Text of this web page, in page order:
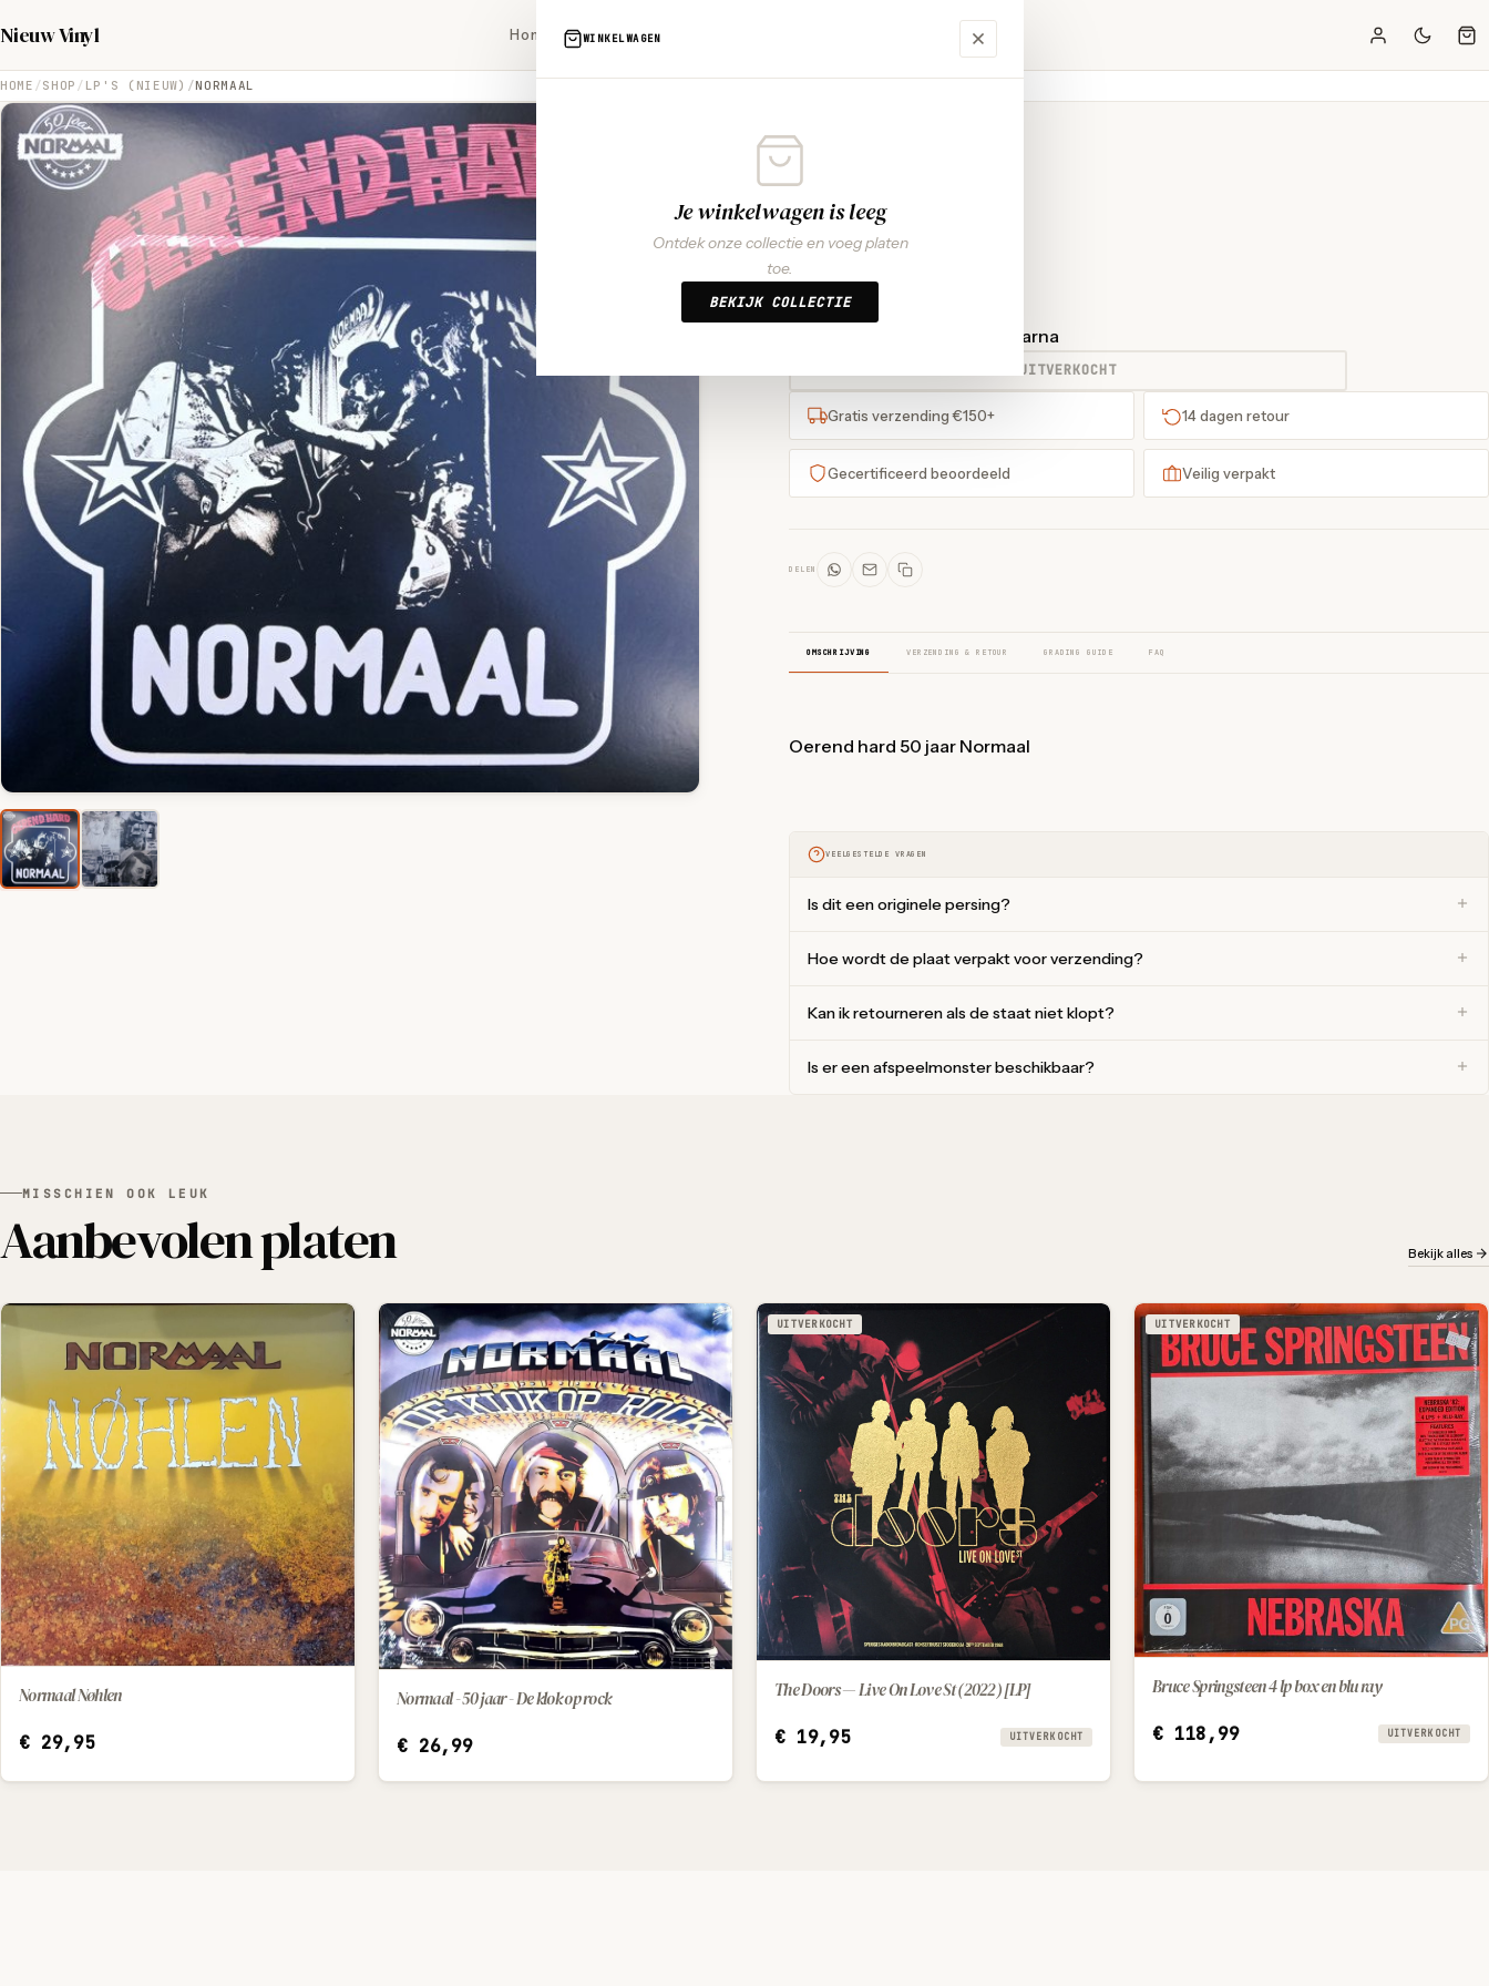
Nieuw Vinyl Home Singles nieuw LP’s gebruikt
WINKELWAGEN
Je winkelwagen is leeg
Ontdek onze collectie en voeg platen
toe.
BEKIJK COLLECTIE
HOME SHOP LP'S (NIEUW) NORMAAL
10
Normaal
€29,99
Betaal achteraf met Klarna
UITVERKOCHT
Gratis verzending €150+ 14 dagen retour
Gecertificeerd beoordeeld Veilig verpakt
DELEN
OMSCHRIJVING VERZENDING & RETOUR GRADING GUIDE FAQ
Oerend hard 50 jaar Normaal
VEELGESTELDE VRAGEN
Is dit een originele persing?
Hoe wordt de plaat verpakt voor verzending?
Kan ik retourneren als de staat niet klopt?
Is er een afspeelmonster beschikbaar?
MISSCHIEN OOK LEUK
Aanbevolen platen Bekijk alles
Normaal Nøhlen
€29,95
IN WINKELWAGEN
Normaal - 50 jaar - De klok op rock
€26,99
UITVERKOCHT
The Doors — Live On Love St (2022) [LP]
€19,95 UITVERKOCHT
UITVERKOCHT
Bruce Springsteen 4 lp box en blu ray
€118,99 UITVERKOCHT